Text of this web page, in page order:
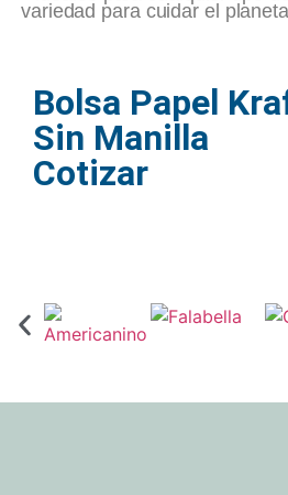
variedad para cuidar el
Bolsa Papel
Sin Manilla
Cotizar